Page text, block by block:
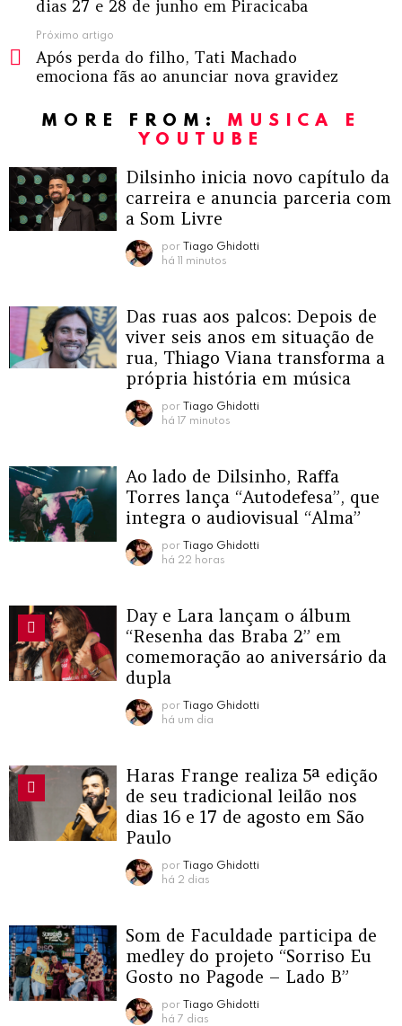
dias 27 e 28 de junho em Piracicaba
Próximo artigo
Após perda do filho, Tati Machado
emociona fãs ao anunciar nova gravidez
MORE FROM: MUSICA E
YOUTUBE
Dilsinho inicia novo capítulo da
carreira e anuncia parceria com
a Som Livre
por
Tiago Ghidotti
há 11 minutos
Das ruas aos palcos: Depois de
viver seis anos em situação de
rua, Thiago Viana transforma a
própria história em música
por
Tiago Ghidotti
há 17 minutos
Ao lado de Dilsinho, Raffa
Torres lança “Autodefesa”, que
integra o audiovisual “Alma”
por
Tiago Ghidotti
há 22 horas
Day e Lara lançam o álbum
“Resenha das Braba 2” em
comemoração ao aniversário da
dupla
por
Tiago Ghidotti
há um dia
Haras Frange realiza 5ª edição
de seu tradicional leilão nos
dias 16 e 17 de agosto em São
Paulo
por
Tiago Ghidotti
há 2 dias
Som de Faculdade participa de
medley do projeto “Sorriso Eu
Gosto no Pagode – Lado B”
por
Tiago Ghidotti
há 7 dias